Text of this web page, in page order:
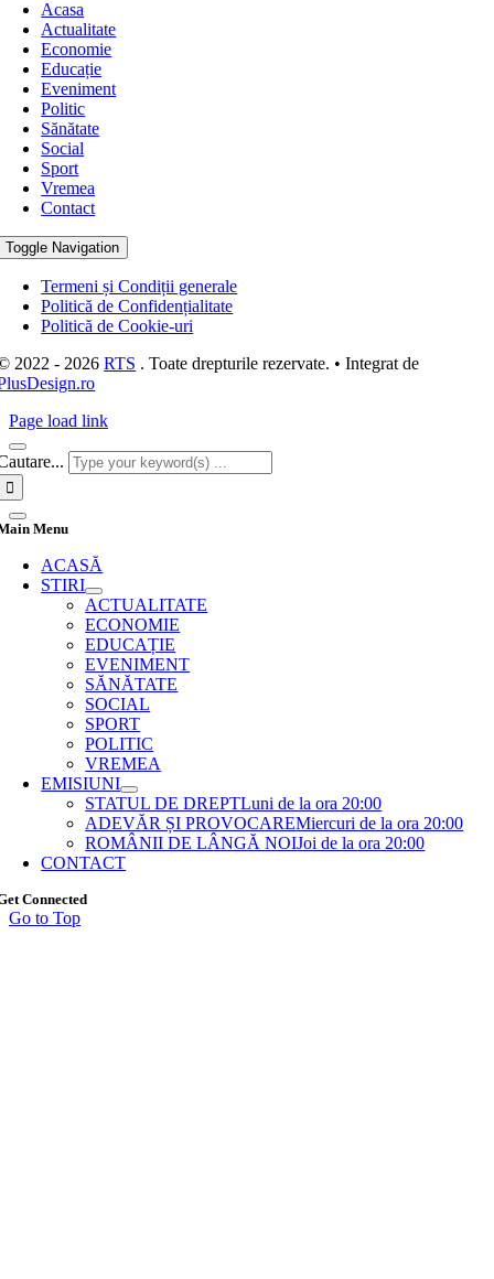
Acasa
Actualitate
Economie
Educație
Eveniment
Politic
Sănătate
Social
Sport
Vremea
Contact
Toggle Navigation
Termeni și Condiții generale
Politică de Confidențialitate
Politică de Cookie-uri
2022 - 2026RTS . Toate drepturile rezervate. • Integrat de
Page load link
Menu
ACASĂ
STIRI
ACTUALITATE
ECONOMIE
EDUCAȚIE
EVENIMENT
SĂNĂTATE
SOCIAL
SPORT
POLITIC
VREMEA
EMISIUNI
STATUL DE DREPTLuni de la ora 20:00
ADEVĂR ȘI PROVOCAREMiercuri de la ora 20:00
ROMÂNII DE LÂNGĂ NOIJoi de la ora 20:00
CONTACT
Connected
Go to Top